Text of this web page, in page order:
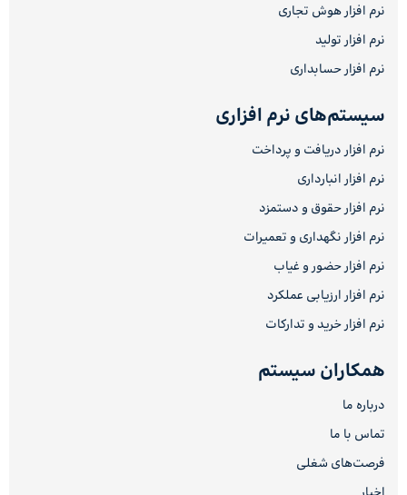
نرم افزار هوش تجاری
نرم افزار تولید
نرم افزار حسابداری
سیستم‌های نرم افزاری
نرم افزار دریافت و پرداخت
نرم افزار انبارداری
نرم افزار حقوق و دستمزد
نرم افزار نگهداری و تعمیرات
نرم افزار حضور و غیاب
نرم افزار ارزیابی عملکرد
نرم افزار خرید و تدارکات
همکاران سیستم
درباره ما
تماس با ما
فرصت‌های شغلی